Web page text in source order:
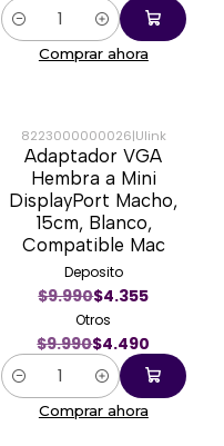
Cantidad
Comprar ahora
-55%
8223000000026|Ulink
Adaptador VGA
Hembra a Mini
DisplayPort Macho,
15cm, Blanco,
Compatible Mac
Deposito
$9.990$4.355
Otros
$9.990$4.490
Cantidad
Comprar ahora